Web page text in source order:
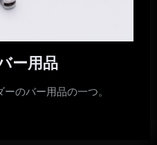
ー用品
のバー用品の一つ。